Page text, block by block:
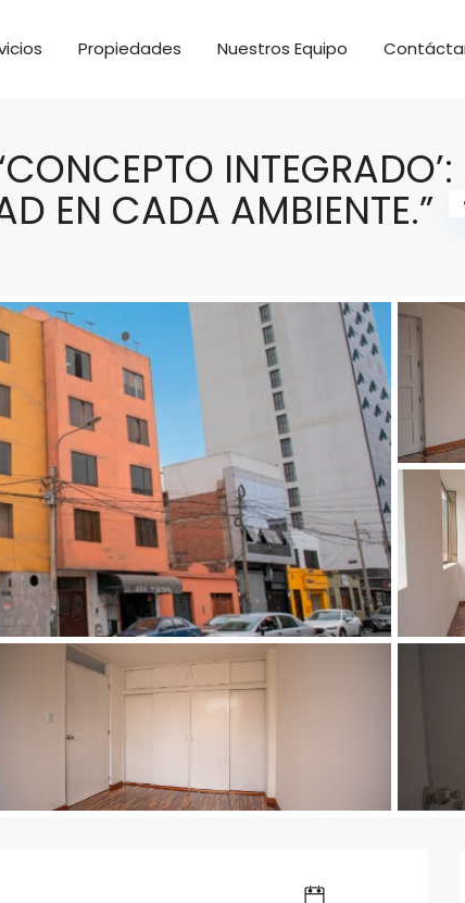
Propiedades Nuestros Equipo
INTEGRADO’:
EN CADA AMBIENTE.”